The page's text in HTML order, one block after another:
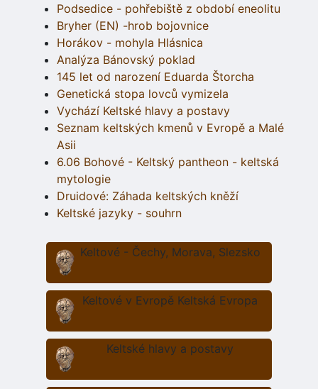
Podsedice - pohřebiště z období eneolitu
Bryher (EN) -hrob bojovnice
Horákov - mohyla Hlásnica
Analýza Bánovský poklad
145 let od narození Eduarda Štorcha
Genetická stopa lovců vymizela
Vychází Keltské hlavy a postavy
Seznam keltských kmenů v Evropě a Malé
Asii
6.06 Bohové - Keltský pantheon - keltská
mytologie
Druidové: Záhada keltských kněží
Keltské jazyky - souhrn
Keltové - Čechy, Morava, Slezsko
Keltové v Evropě Keltská Evropa
Keltské hlavy a postavy